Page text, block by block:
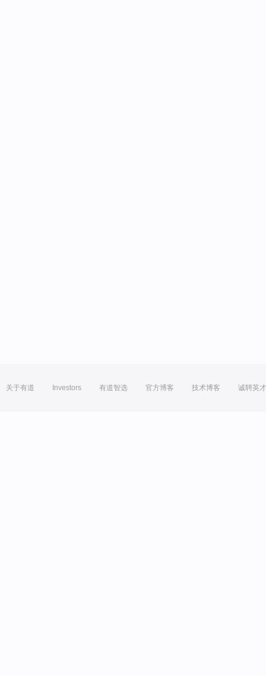
关于有道 Investors 有道智选 官方博客 技术博客 诚聘英才